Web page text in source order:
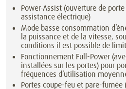
Power-Assist (ouverture de
assistance électrique)
Mode basse consommation
la puissance et de la vitesse,
conditions il est possible de
Fonctionnement Full-Power
installées sur les portes) pour
fréquences d’utilisation
Portes coupe-feu et pare-fumée